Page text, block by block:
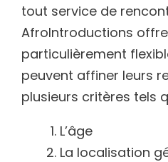
tout service de
AfroIntroductions
particulièrement
peuvent affiner leurs
plusieurs critères tels
L’âge
La localisation